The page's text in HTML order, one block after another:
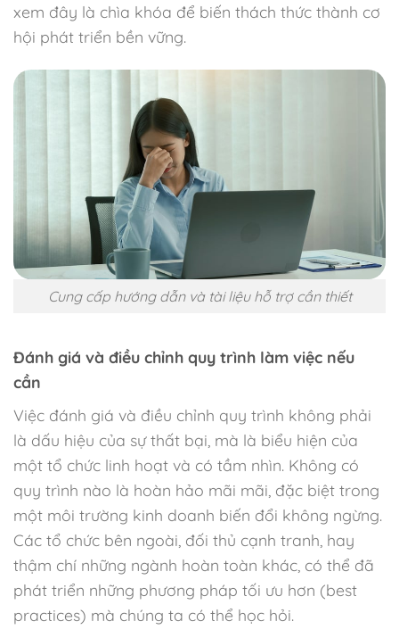
xem đây là chìa khóa để biến thách thức thành cơ
hội phát triển bền vững.
Cung cấp hướng dẫn và tài liệu hỗ trợ cần thiết
Đánh giá và điều chỉnh quy trình làm việc nếu
cần
Việc đánh giá và điều chỉnh quy trình không phải
là dấu hiệu của sự thất bại, mà là biểu hiện của
một tổ chức linh hoạt và có tầm nhìn. Không có
quy trình nào là hoàn hảo mãi mãi, đặc biệt trong
một môi trường kinh doanh biến đổi không ngừng.
Các tổ chức bên ngoài, đối thủ cạnh tranh, hay
thậm chí những ngành hoàn toàn khác, có thể đã
phát triển những phương pháp tối ưu hơn (best
practices) mà chúng ta có thể học hỏi.